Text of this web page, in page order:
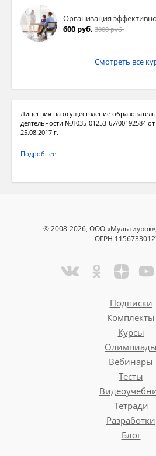
Организация
600 руб. 3000 руб.
Смотреть все
Лицензия на осуществление
деятельности №Л035-01253-67/00192584 от
25.08.2017 г.
Подробнее
© 2008-2026, ООО
ОГРН
Подписки
Комплекты
Курсы
Олимпиады
Вебинары
Тесты
Тетради
Разработки
Блог